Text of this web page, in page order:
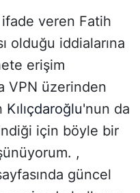
veren Fatih
olduğu iddialarına
erişim
VPN üzerinden
Kılıçdaroğlu'nun da
için böyle bir
,
güncel